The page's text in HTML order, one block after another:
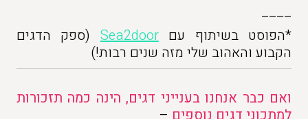
____
*הפוסט בשיתוף עםSea2door (ספק הדגים
הקבוע והאהוב שלי מזה שנים רבות!)
ואם כבר אנחנו בענייני דגים, הינה כמה תזכורות
למתכוני דגים נוספים –